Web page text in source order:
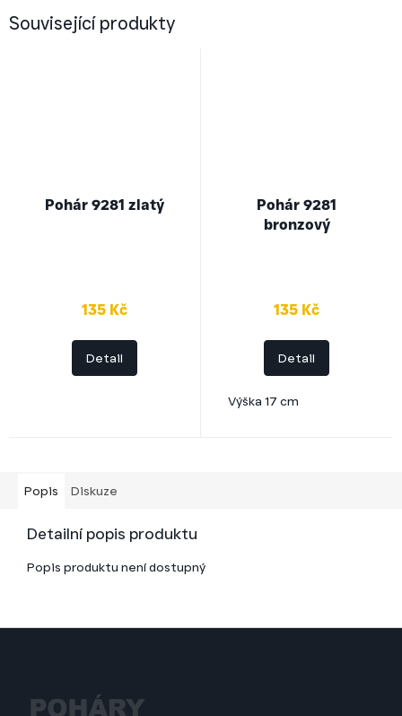
Související produkty
Pohár 9281 zlatý
135 Kč
Detail
Pohár 9281
bronzový
135 Kč
Detail
Výška 17 cm
Popis Diskuze
Detailní popis produktu
Popis produktu není dostupný